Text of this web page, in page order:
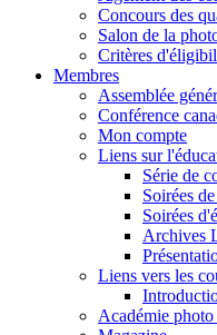
Concours des
Salon de la
Critères
Membres
Assemblée
Conférence
Mon compte
Liens sur
Série de
Soirées
Soirées
Archives
Liens vers les
Académie